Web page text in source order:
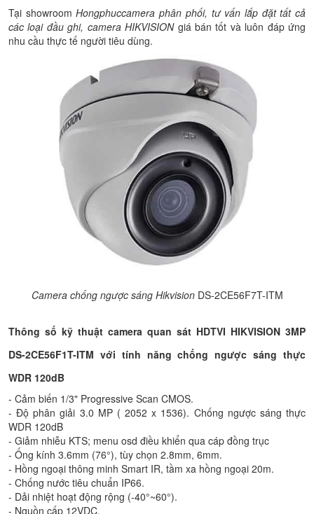
Tại showroomHongphuccamera phân phối, tư vấn lắp đặt tất cả
các loại đầu ghi, camera HIKVISIONgiá bán tốt và luôn đáp ứng
nhu cầu thực tế người tiêu dùng.
Camera chống ngược sáng Hikvision DS-2CE56F7T-ITM
Thông số kỹ thuật camera quan sát HDTVI HIKVISION 3MP
DS-2CE56F1T-ITM với tính năng chống ngược sáng thực
WDR 120dB
- Cảm biến 1/3" Progressive Scan CMOS.
- Độ phân giải 3.0 MP ( 2052 x 1536). Chống ngược sáng thực
WDR 120dB
- Giảm nhiễu KTS; menu osd điều khiển qua cáp đồng trục
- Ống kính 3.6mm (76°), tùy chọn 2.8mm, 6mm.
- Hồng ngoại thông minh Smart IR, tầm xa hồng ngoại 20m.
- Chống nước tiêu chuẩn IP66.
- Dải nhiệt hoạt động rộng (-40°~60°).
- Nguồn cấp 12VDC.